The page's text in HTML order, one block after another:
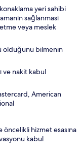
yeri sahibi
sağlanması
veya meslek
olduğunu bilmenin
ve nakit kabul
American
hizmet esasına
kabul